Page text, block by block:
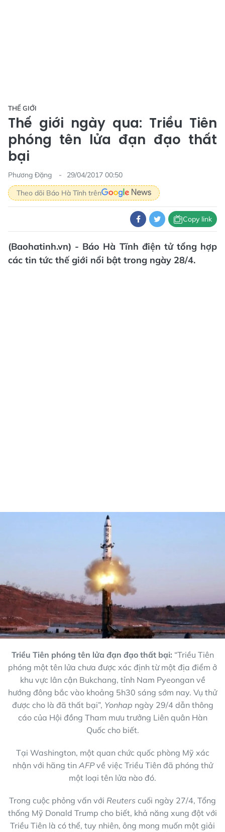
THẾ GIỚI
Thế giới ngày qua: Triều Tiên
phóng tên lửa đạn đạo thất
bại
Phương Đặng
29/04/2017 00:50
Theo dõi Báo Hà Tĩnh trên
Copy link
(Baohatinh.vn) - Báo Hà Tĩnh điện tử tổng hợp
các tin tức thế giới nổi bật trong ngày 28/4.
Triều Tiên phóng tên lửa đạn đạo thất bại: “Triều Tiên
phóng một tên lửa chưa được xác định từ một địa điểm ở
khu vực lân cận Bukchang, tỉnh Nam Pyeongan về
hướng đông bắc vào khoảng 5h30 sáng sớm nay. Vụ thử
được cho là đã thất bại”, Yonhap ngày 29/4 dẫn thông
cáo của Hội đồng Tham mưu trưởng Liên quân Hàn
Quốc cho biết.
Tại Washington, một quan chức quốc phòng Mỹ xác
nhận với hãng tin AFPvề việc Triều Tiên đã phóng thử
một loại tên lửa nào đó.
Trong cuộc phỏng vấn với Reuters cuối ngày 27/4, Tổng
thống Mỹ Donald Trump cho biết, khả năng xung đột với
Triều Tiên là có thể, tuy nhiên, ông mong muốn một giải